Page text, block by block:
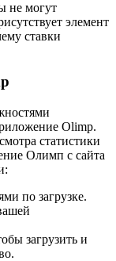
не могут
элемент
ставки
Olimp.
статистики
Олимп с сайта
по загрузке.
загрузить и